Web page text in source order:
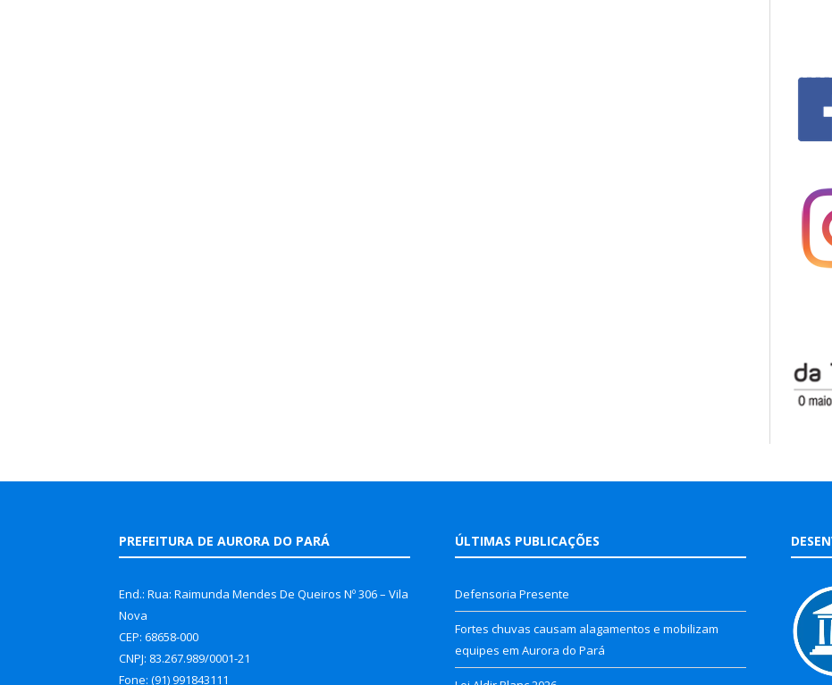
PREFEITURA DE AURORA DO PARÁ
End.: Rua: Raimunda Mendes De Queiros Nº 306 – Vila
Nova
CEP: 68658-000
CNPJ: 83.267.989/0001-21
Fone: (91) 991843111
ÚLTIMAS PUBLICAÇÕES
Defensoria Presente
Fortes chuvas causam alagamentos e mobilizam
equipes em Aurora do Pará